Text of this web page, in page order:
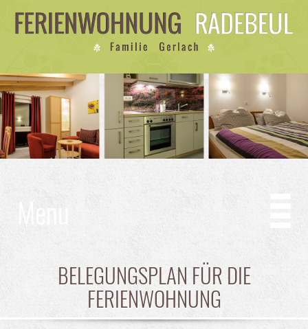
Menu
BELEGUNGSPLAN FÜR DIE
FERIENWOHNUNG